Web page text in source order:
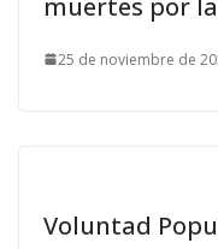
25 de noviembre de
Voluntad